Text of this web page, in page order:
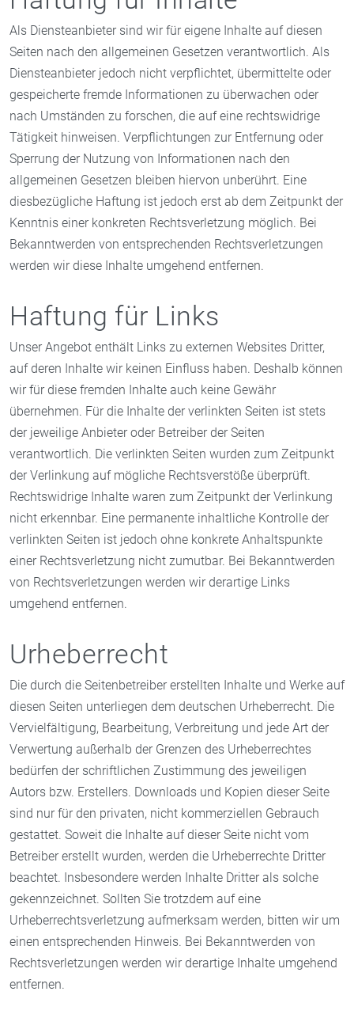
Als Diensteanbieter sind wir für eigene Inhalte auf diesen
Seiten nach den allgemeinen Gesetzen verantwortlich. Als
Diensteanbieter jedoch nicht verpflichtet, übermittelte oder
gespeicherte fremde Informationen zu überwachen oder
nach Umständen zu forschen, die auf eine rechtswidrige
Tätigkeit hinweisen. Verpflichtungen zur Entfernung oder
Sperrung der Nutzung von Informationen nach den
allgemeinen Gesetzen bleiben hiervon unberührt. Eine
diesbezügliche Haftung ist jedoch erst ab dem Zeitpunkt der
Kenntnis einer konkreten Rechtsverletzung möglich. Bei
Bekanntwerden von entsprechenden Rechtsverletzungen
werden wir diese Inhalte umgehend entfernen.
Haftung für Links
Unser Angebot enthält Links zu externen Websites Dritter,
auf deren Inhalte wir keinen Einfluss haben. Deshalb können
wir für diese fremden Inhalte auch keine Gewähr
übernehmen. Für die Inhalte der verlinkten Seiten ist stets
der jeweilige Anbieter oder Betreiber der Seiten
verantwortlich. Die verlinkten Seiten wurden zum Zeitpunkt
der Verlinkung auf mögliche Rechtsverstöße überprüft.
Rechtswidrige Inhalte waren zum Zeitpunkt der Verlinkung
nicht erkennbar. Eine permanente inhaltliche Kontrolle der
verlinkten Seiten ist jedoch ohne konkrete Anhaltspunkte
einer Rechtsverletzung nicht zumutbar. Bei Bekanntwerden
von Rechtsverletzungen werden wir derartige Links
umgehend entfernen.
Urheberrecht
Die durch die Seitenbetreiber erstellten Inhalte und Werke auf
diesen Seiten unterliegen dem deutschen Urheberrecht. Die
Vervielfältigung, Bearbeitung, Verbreitung und jede Art der
Verwertung außerhalb der Grenzen des Urheberrechtes
bedürfen der schriftlichen Zustimmung des jeweiligen
Autors bzw. Erstellers. Downloads und Kopien dieser Seite
sind nur für den privaten, nicht kommerziellen Gebrauch
gestattet. Soweit die Inhalte auf dieser Seite nicht vom
Betreiber erstellt wurden, werden die Urheberrechte Dritter
beachtet. Insbesondere werden Inhalte Dritter als solche
gekennzeichnet. Sollten Sie trotzdem auf eine
Urheberrechtsverletzung aufmerksam werden, bitten wir um
einen entsprechenden Hinweis. Bei Bekanntwerden von
Rechtsverletzungen werden wir derartige Inhalte umgehend
entfernen.